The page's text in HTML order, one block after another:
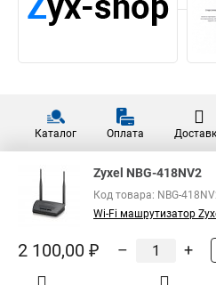
Каталог Оплата
Zyxel NBG-418NV2
Код товара: NBG-
Wi-Fi машрутизатор
2 100,00 ₽ – +